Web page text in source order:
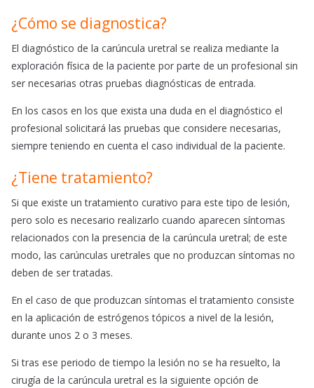
¿Cómo se diagnostica?
El diagnóstico de la carúncula uretral se realiza mediante la
exploración física de la paciente por parte de un profesional sin
ser necesarias otras pruebas diagnósticas de entrada.
En los casos en los que exista una duda en el diagnóstico el
profesional solicitará las pruebas que considere necesarias,
siempre teniendo en cuenta el caso individual de la paciente.
¿Tiene tratamiento?
Si que existe un tratamiento curativo para este tipo de lesión,
pero solo es necesario realizarlo cuando aparecen síntomas
relacionados con la presencia de la carúncula uretral; de este
modo, las carúnculas uretrales que no produzcan síntomas no
deben de ser tratadas.
En el caso de que produzcan síntomas el tratamiento consiste
en la aplicación de estrógenos tópicos a nivel de la lesión,
durante unos 2 o 3 meses.
Si tras ese periodo de tiempo la lesión no se ha resuelto, la
cirugía de la carúncula uretral es la siguiente opción de